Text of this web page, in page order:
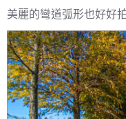
美麗的彎道弧形也好好拍